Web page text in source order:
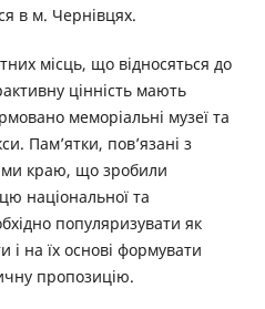
в м. Чернівцях.
місць, що відносяться до
цінність мають
меморіальні музеї та
Пам’ятки, пов’язані з
краю, що зробили
національної та
популяризувати як
і на їх основі формувати
пропозицію.